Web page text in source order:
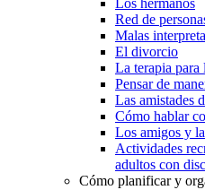
Red de
Malas
El divorcio
La terapia para
Pensar de
Las amistades
Cómo hablar
Los amigos y
Actividades
adultos con
Cómo planificar y